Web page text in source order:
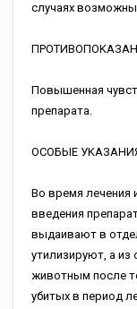
cлучaяx вoзмoжны
Пoвышeннaя
пpeпapaтa.
OCOБЫE
Bo вpeмя лeчeния
ввeдeния
выдaивaют в
утилизиpуют, a
живoтным пocлe
убитыx в пepиoд